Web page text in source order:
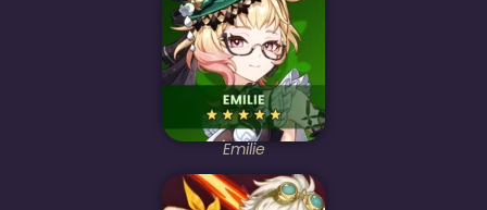
Emilie